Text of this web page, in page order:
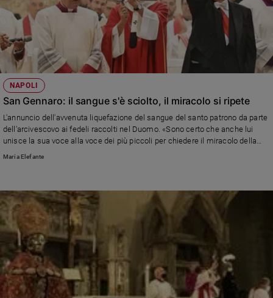
NAPOLI
San Gennaro: il sangue s'è sciolto, il miracolo si ripete
L'annuncio dell'avvenuta liquefazione del sangue del santo patrono da parte
dell'arcivescovo ai fedeli raccolti nel Duomo. «Sono certo che anche lui
unisce la sua voce alla voce dei più piccoli per chiedere il miracolo della
solidarietà», ha detto monsignor Domenico Battaglia
Maria Elefante